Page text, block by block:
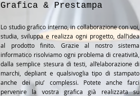
Grafica & Prestampa
Lo studio grafico interno, in collaborazione con voi,
studia, sviluppa e realizza ogni progetto, dall’idea
al prodotto finito. Grazie al nostro sistema
informatico risolviamo ogni problema di creatività,
dalla semplice stesura di testi, all’elaborazione di
marchi, depliant e qualsivoglia tipo di stampato
anche dei piu’ complessi. Potete anche farci
pervenire la vostra grafica già realizzata su